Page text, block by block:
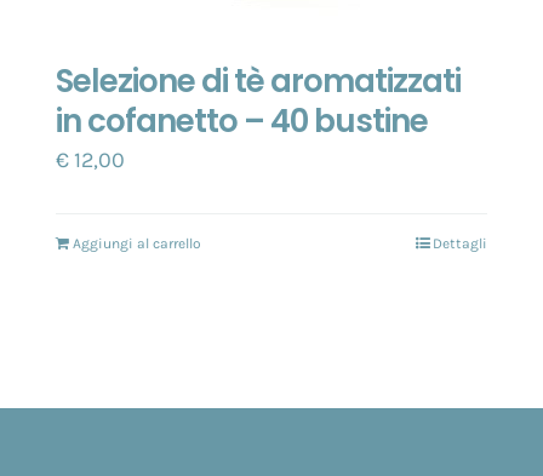
Selezione di tè aromatizzati
in cofanetto – 40 bustine
€ 12,00
Aggiungi al carrello Dettagli